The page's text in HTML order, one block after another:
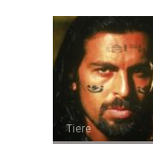
Tiere